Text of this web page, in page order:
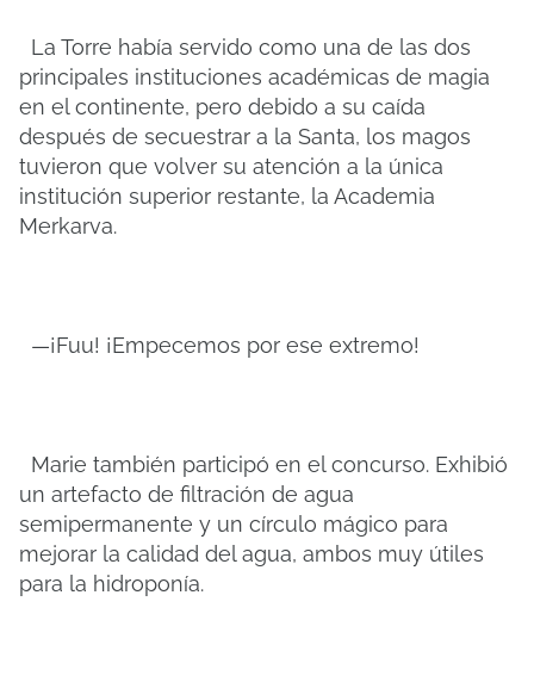
La Torre había servido como una de las dos
principales instituciones académicas de magia
en el continente, pero debido a su caída
después de secuestrar a la Santa, los magos
tuvieron que volver su atención a la única
institución superior restante, la Academia
Merkarva.
—¡Fuu! ¡Empecemos por ese extremo!
Marie también participó en el concurso. Exhibió
un artefacto de filtración de agua
semipermanente y un círculo mágico para
mejorar la calidad del agua, ambos muy útiles
para la hidroponía.